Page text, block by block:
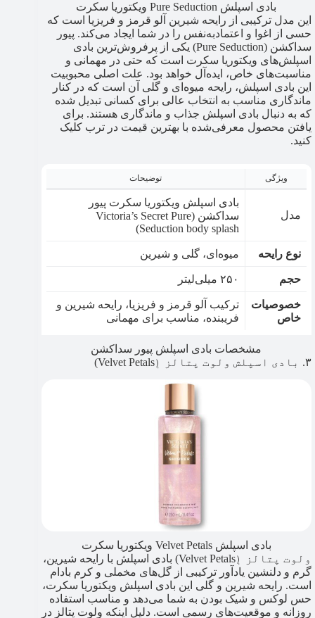
بادی اسپلش Pure Seduction ویکتوریا سکرت
این مدل ترکیبی از رایحه شیرین آلو قرمز و فریزیا است که
حسی از اغوا و اعتمادبه‌نفس را در شما ایجاد می‌کند. پیور
سداکشن (Pure Seduction) یکی از پرفروش‌ترین بادی
اسپلش‌های ویکتوریا سکرت است که حتی در مهمانی و
مناسبت‌های خاص، ایده‌آل خواهد بود. علت اصلی محبوبیت
این بادی اسپلش، رایحه میوه‌ای و گلی آن است که در کنار
ماندگاری مناسب به انتخاب عالی برای کسانی تبدیل شده
که به دنبال بادی اسپلش جذاب و ماندگاری هستند. برای
یافتن محصول معرفی‌شده با بهترین قیمت در ترب کلیک
کنید.
ویژگی توضیحات
مدل
بادی اسپلش ویکتوریا سکرت پیور
سداکشن (Victoria’s Secret Pure
Seduction body splash)
نوع رایحه میوه‌ای، گلی و شیرین
حجم ۲۵۰ میلی‌لیتر
خصوصیات
خاص
ترکیب آلو قرمز و فریزیا،‌ رایحه شیرین و
فریبنده، مناسب برای مهمانی‌
مشخصات بادی اسپلش پیور سداکشن
۳. بادی اسپلش ولوت پتالز (ٖVelvet Petals)
بادی اسپلش Velvet Petals ویکتوریا سکرت
ولوت پتالز (ٖVelvet Petals) بادی اسپلش با رایحه شیرین،
گرم و دلنشین یادآور ترکیبی از گل‌های مخملی و کرم بادام
است. رایحه‌ شیرین و گلی این بادی اسپلش ویکتوریا سکرت،
حس لوکس و شیک بودن به شما می‌دهد و مناسب استفاده
روزانه و موقعیت‌های رسمی است. دلیل اینکه ولوت پتالز در